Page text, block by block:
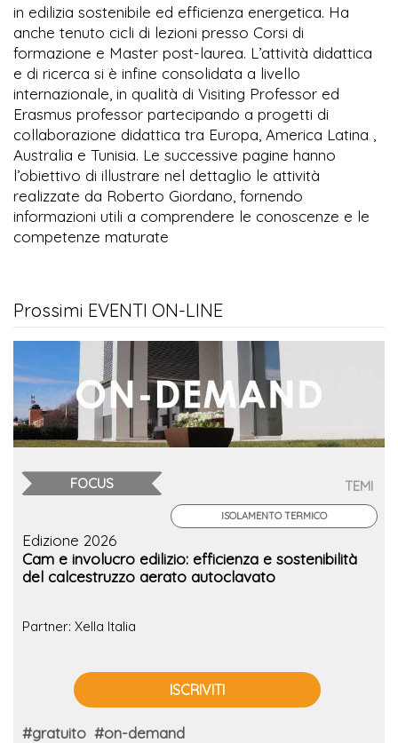
in edilizia sostenibile ed efficienza energetica. Ha
anche tenuto cicli di lezioni presso Corsi di
formazione e Master post-laurea. L’attività didattica
e di ricerca si è infine consolidata a livello
internazionale, in qualità di Visiting Professor ed
Erasmus professor partecipando a progetti di
collaborazione didattica tra Europa, America Latina ,
Australia e Tunisia. Le successive pagine hanno
l’obiettivo di illustrare nel dettaglio le attività
realizzate da Roberto Giordano, fornendo
informazioni utili a comprendere le conoscenze e le
competenze maturate
Prossimi EVENTI ON-LINE
FOCUS TEMI
ISOLAMENTO TERMICO
Edizione 2026
Cam e involucro edilizio: efficienza e sostenibilità
del calcestruzzo aerato autoclavato
Partner: Xella Italia
ISCRIVITI
#gratuito #on-demand